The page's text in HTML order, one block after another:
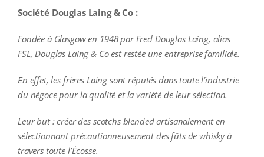
Société Douglas Laing & Co :
Fondée à Glasgow en 1948 par Fred Douglas Laing, alias
FSL, Douglas Laing & Co est restée une entreprise familiale.
En effet, les frères Laing sont réputés dans toute l’industrie
du négoce pour la qualité et la variété de leur sélection.
Leur but : créer des scotchs blended artisanalement en
sélectionnant précautionneusement des fûts de whisky à
travers toute l’Écosse.